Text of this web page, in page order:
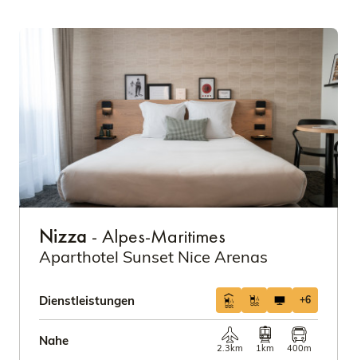
Nizza - Alpes-Maritimes
Aparthotel Sunset Nice Arenas
Dienstleistungen +6
Nahe
2.3km 1km 400m